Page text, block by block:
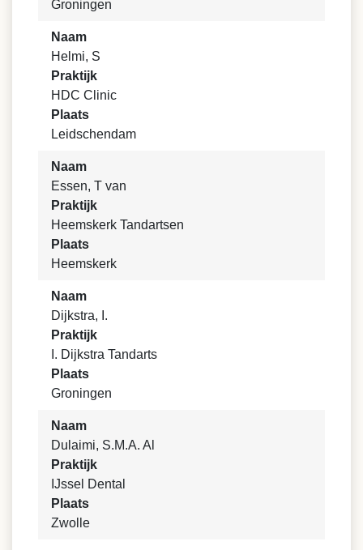
Groningen
Naam
Helmi, S
Praktijk
HDC Clinic
Plaats
Leidschendam
Naam
Essen, T van
Praktijk
Heemskerk Tandartsen
Plaats
Heemskerk
Naam
Dijkstra, I.
Praktijk
I. Dijkstra Tandarts
Plaats
Groningen
Naam
Dulaimi, S.M.A. Al
Praktijk
IJssel Dental
Plaats
Zwolle